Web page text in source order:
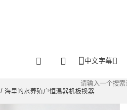
中文字幕
/ 海里的水养殖户恒温器机板换器